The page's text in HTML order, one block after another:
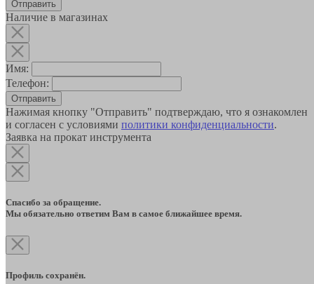
Наличие в магазинах
Имя:
Телефон:
Отправить
Нажимая кнопку "Отправить" подтверждаю, что я ознакомлен
и согласен с условиями политики конфиденциальности.
Заявка на прокат инструмента
Спасибо за обращение.
Мы обязательно ответим Вам в самое ближайшее время.
Профиль сохранён.